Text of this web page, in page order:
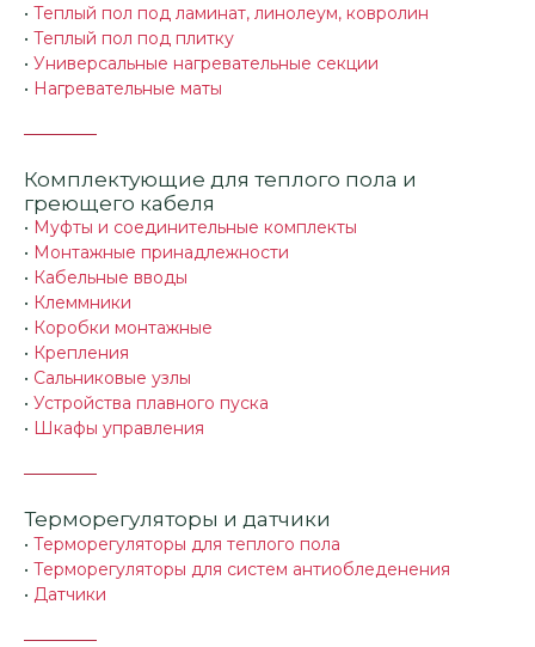
• Теплый пол под ламинат, линолеум, ковролин
• Теплый пол под плитку
• Универсальные нагревательные секции
• Нагревательные маты
Комплектующие для теплого пола и
греющего кабеля
• Муфты и соединительные комплекты
• Монтажные принадлежности
• Кабельные вводы
• Клеммники
• Коробки монтажные
• Крепления
• Сальниковые узлы
• Устройства плавного пуска
• Шкафы управления
Терморегуляторы и датчики
• Терморегуляторы для теплого пола
• Терморегуляторы для систем антиобледенения
• Датчики